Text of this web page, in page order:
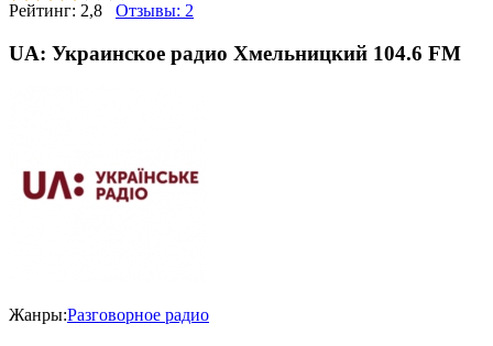
Рейтинг: 2,8 Отзывы: 2
UA: Украинское радио Хмельницкий 104.6 FM
Жанры:Разговорное радио